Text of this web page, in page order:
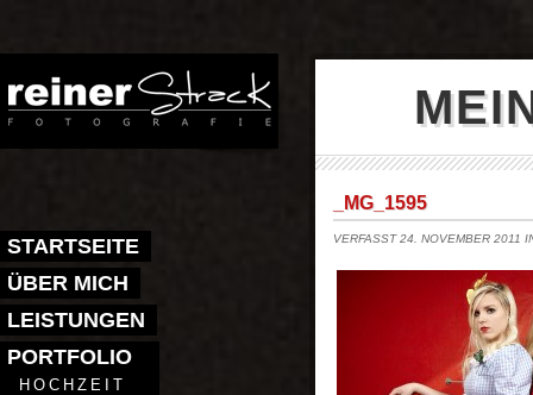
STARTSEITE
ÜBER MICH
LEISTUNGEN
PORTFOLIO
HOCHZEIT
_MG_1595
VERFASST 24. NOVEMBER 2011